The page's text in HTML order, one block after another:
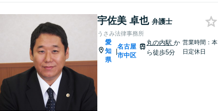
宇佐美 卓也 弁護士
うさみ法律事務所
愛
知
県
|
名古屋
市中区
丸の内駅か
ら徒歩5分
営業時間：本
日定休日